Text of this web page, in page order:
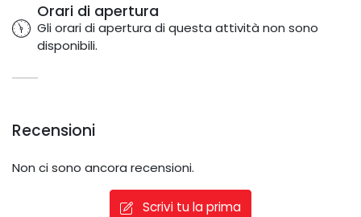
Orari di apertura
Gli orari di apertura di questa attività non sono
disponibili.
Recensioni
Non ci sono ancora recensioni.
Scrivi tu la prima